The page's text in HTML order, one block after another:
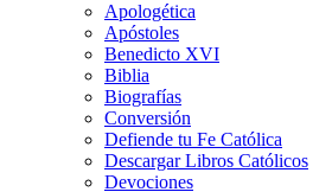
Apologética
Apóstoles
Benedicto XVI
Biblia
Biografías
Conversión
Defiende tu Fe Católica
Descargar Libros Católicos
Devociones